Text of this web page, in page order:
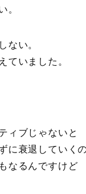
。
ない。
ていました。
ィブじゃないと
に衰退していく
なるんですけど